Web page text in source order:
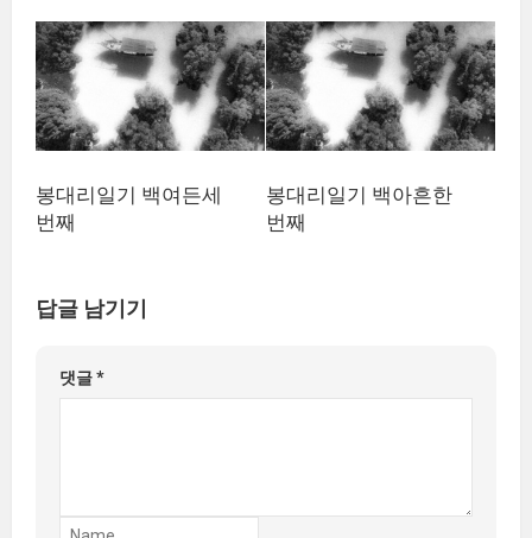
봉대리일기 백여든세
번째
봉대리일기 백아흔한
번째
답글 남기기
댓글*